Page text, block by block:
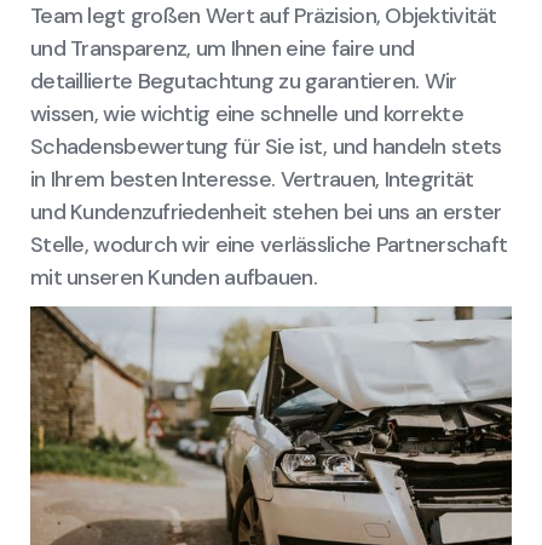
Team legt großen Wert auf Präzision, Objektivität
und Transparenz, um Ihnen eine faire und
detaillierte Begutachtung zu garantieren. Wir
wissen, wie wichtig eine schnelle und korrekte
Schadensbewertung für Sie ist, und handeln stets
in Ihrem besten Interesse. Vertrauen, Integrität
und Kundenzufriedenheit stehen bei uns an erster
Stelle, wodurch wir eine verlässliche Partnerschaft
mit unseren Kunden aufbauen.